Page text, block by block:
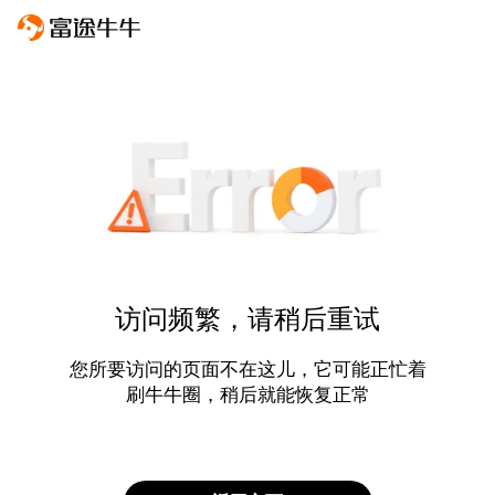
访问频繁，请稍后重试
您所要访问的页面不在这儿，它可能正忙着
刷牛牛圈，稍后就能恢复正常